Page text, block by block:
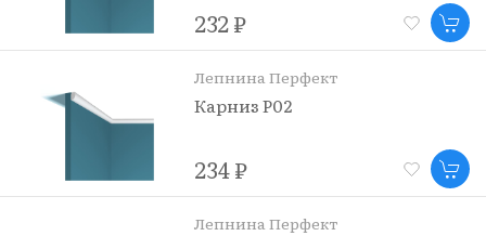
232 ₽
Лепнина Перфект
Карниз P02
234 ₽
Лепнина Перфект